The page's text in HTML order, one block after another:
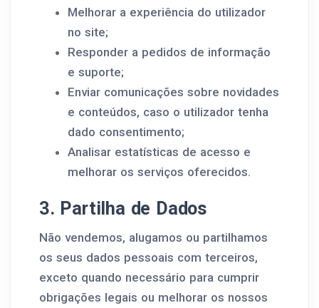
Melhorar a experiência do utilizador
no site;
Responder a pedidos de informação
e suporte;
Enviar comunicações sobre novidades
e conteúdos, caso o utilizador tenha
dado consentimento;
Analisar estatísticas de acesso e
melhorar os serviços oferecidos.
3. Partilha de Dados
Não vendemos, alugamos ou partilhamos
os seus dados pessoais com terceiros,
exceto quando necessário para cumprir
obrigações legais ou melhorar os nossos